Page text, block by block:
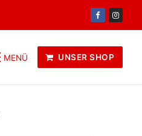
MENÜ UNSER SHOP